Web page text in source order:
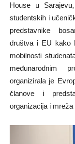
House u
studentskih i
predstavnike
društva i EU kako
mobilnosti
međunarodnim
organizirala je
članove i
organizacija i